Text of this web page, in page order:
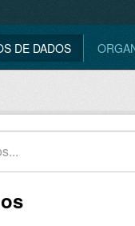
DE DADOS